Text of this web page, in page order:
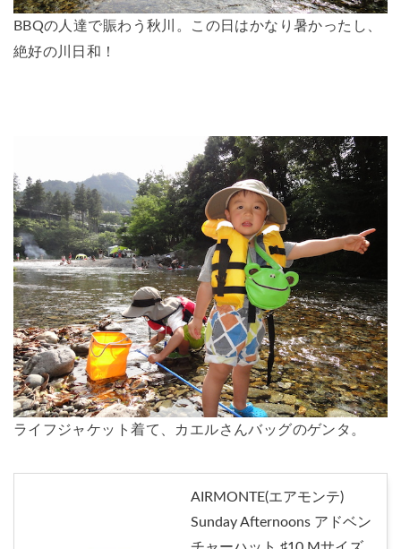
BBQの人達で賑わう秋川。この日はかなり暑かったし、
絶好の川日和！
ライフジャケット着て、カエルさんバッグのゲンタ。
AIRMONTE(エアモンテ)
Sunday Afternoons アドベン